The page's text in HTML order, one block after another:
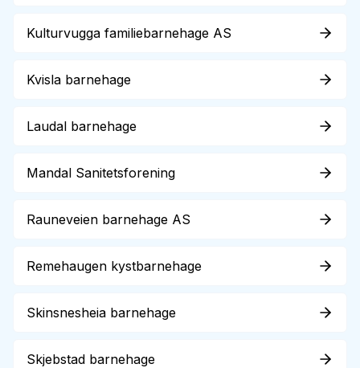
Kulturvugga familiebarnehage AS
Kvisla barnehage
Laudal barnehage
Mandal Sanitetsforening
Rauneveien barnehage AS
Remehaugen kystbarnehage
Skinsnesheia barnehage
Skjebstad barnehage